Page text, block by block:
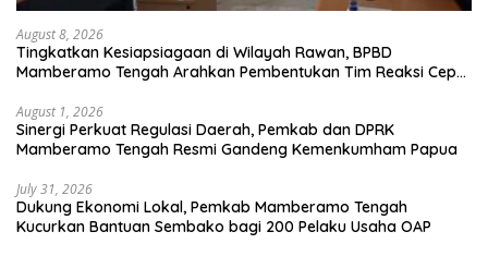
August 8, 2026
Tingkatkan Kesiapsiagaan di Wilayah Rawan, BPBD
Mamberamo Tengah Arahkan Pembentukan Tim Reaksi Cepat
August 1, 2026
Sinergi Perkuat Regulasi Daerah, Pemkab dan DPRK
Mamberamo Tengah Resmi Gandeng Kemenkumham Papua
July 31, 2026
Dukung Ekonomi Lokal, Pemkab Mamberamo Tengah
Kucurkan Bantuan Sembako bagi 200 Pelaku Usaha OAP